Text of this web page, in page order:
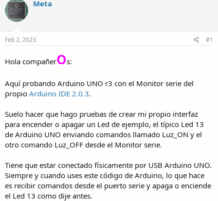
Meta
Feb 2, 2023 #1
Hola compañerOs:
Aquí probando Arduino UNO r3 con el Monitor serie del
propio Arduino IDE 2.0.3.
Suelo hacer que hago pruebas de crear mi propio interfaz
para encender o apagar un Led de ejemplo, el típico Led 13
de Arduino UNO enviando comandos llamado Luz_ON y el
otro comando Luz_OFF desde el Monitor serie.
Tiene que estar conectado físicamente por USB Arduino UNO.
Siempre y cuando uses este código de Arduino, lo que hace
es recibir comandos desde el puerto serie y apaga o enciende
el Led 13 como dije antes.